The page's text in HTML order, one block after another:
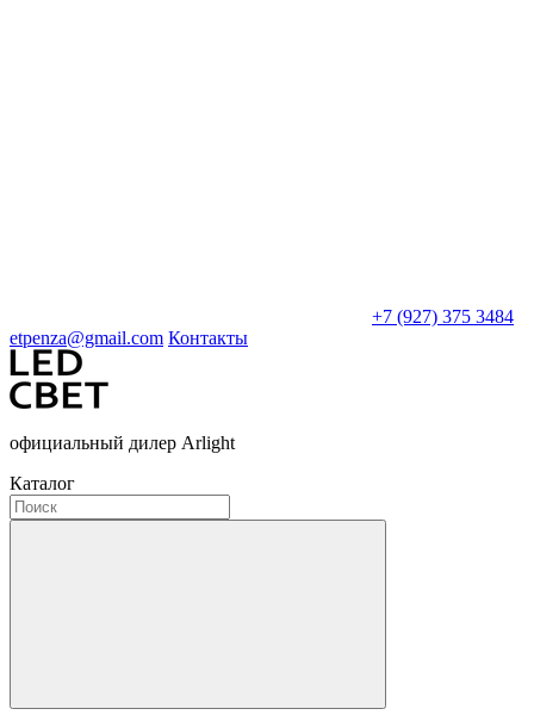
+7 (927) 375 3484
etpenza@gmail.com Контакты
официальный дилер Arlight
Каталог